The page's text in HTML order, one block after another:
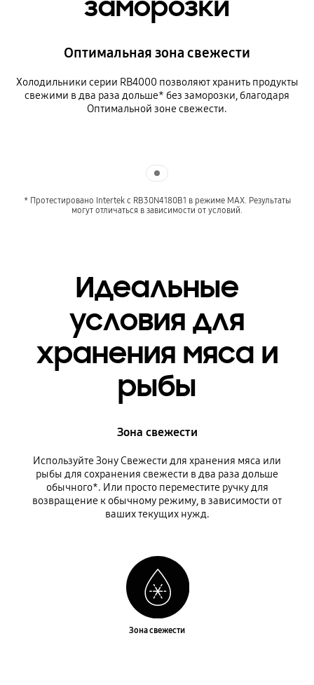
заморозки
Оптимальная зона свежести
Холодильники серии RB4000 позволяют хранить продукты
свежими в два раза дольше* без заморозки, благодаря
Оптимальной зоне свежести.
* Протестировано Intertek с RB30N4180B1 в режиме MAX. Результаты
могут отличаться в зависимости от условий.
Идеальные
условия для
хранения мяса и
рыбы
Зона свежести
Используйте Зону Свежести для хранения мяса или
рыбы для сохранения свежести в два раза дольше
обычного*. Или просто переместите ручку для
возвращение к обычному режиму, в зависимости от
ваших текущих нужд.
Зона свежести